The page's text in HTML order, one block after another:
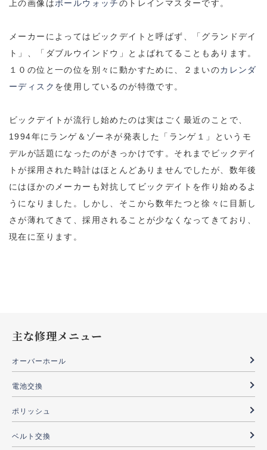
上の画像はボールウォッチのトレインマスターです。
メーカーによってはビックデイトと呼ばず、「グランドデイ
ト」、「ダブルウインドウ」とよばれてることもあります。
１０の位と一の位を別々に動かすために、２まいのカレンダ
ーディスク を使用しているのが特徴です。
ビックデイトが流行し始めたのは実はごく最近のことで、
1994年にランゲ＆ゾーネが発表した「ランゲ１」というモ
デルが話題になったのがきっかけです。それまでビックデイ
トが採用された時計はほとんどありませんでしたが、数年後
にはほかのメーカーも対抗してビックデイトを作り始めるよ
うになりました。しかし、そこから数年たつと徐々に目新し
さが薄れてきて、採用されることが少なくなってきており、
現在に至ります。
主な修理メニュー
オーバーホール
電池交換
ポリッシュ
ベルト交換